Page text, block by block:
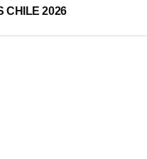
CHILE 2026